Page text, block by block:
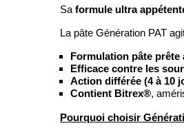
Sa formule ultra
La pâte Génération PAT
Formulation pâte prête
Efficace contre les
Action différée (4 à 10
Contient Bitrex®,
Pourquoi choisir